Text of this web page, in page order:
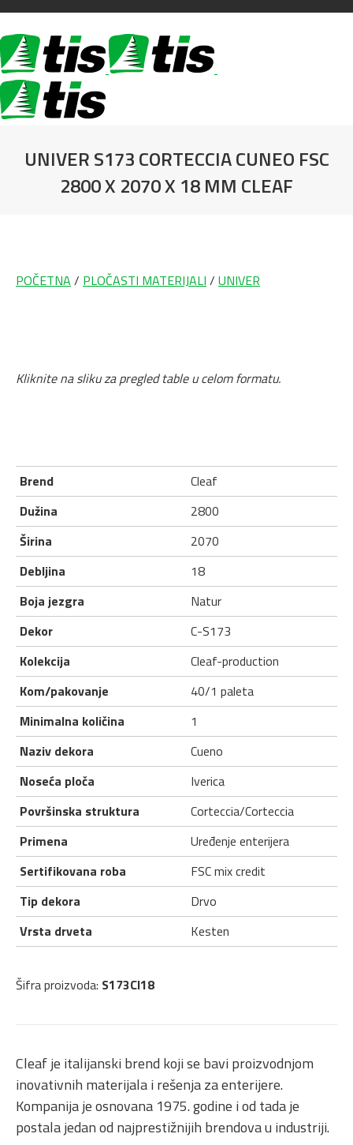
UNIVER S173 CORTECCIA CUNEO FSC
2800 X 2070 X 18 MM CLEAF
POČETNA / PLOČASTI MATERIJALI / UNIVER
Kliknite na sliku za pregled table u celom formatu.
Brend
Cleaf
Dužina
2800
Širina
2070
Debljina
18
Boja jezgra
Natur
Dekor
C-S173
Kolekcija
Cleaf-production
Kom/pakovanje
40/1 paleta
Minimalna količina
1
Naziv dekora
Cueno
Noseća ploča
Iverica
Površinska struktura
Corteccia/Corteccia
Primena
Uređenje enterijera
Sertifikovana roba
FSC mix credit
Tip dekora
Drvo
Vrsta drveta
Kesten
Šifra proizvoda: S173CI18
Cleaf je italijanski brend koji se bavi proizvodnjom
inovativnih materijala i rešenja za enterijere.
Kompanija je osnovana 1975. godine i od tada je
postala jedan od najprestižnijih brendova u industriji.